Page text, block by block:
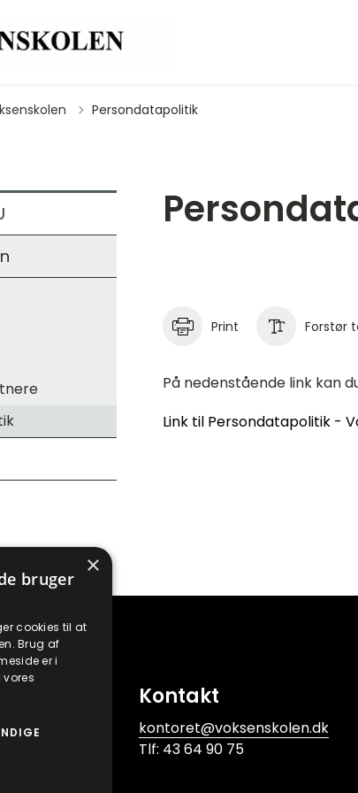
Persondatapolitik
Print Forstør
På nedenstående link kan
Link til Persondatapolitik -
2.
Kontakt
kontoret@voksenskolen.dk
Tlf: 43 64 90 75
×
bruger
cookies til at
Brug af
er i